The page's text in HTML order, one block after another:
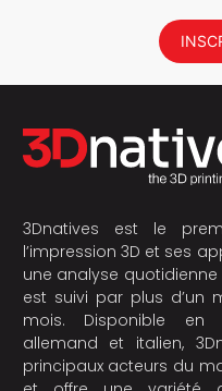
3Dnatives est le
l’impression 3D et ses
une analyse
est suivi par plus d’un
mois. Disponible en
allemand et italien,
principaux acteurs du